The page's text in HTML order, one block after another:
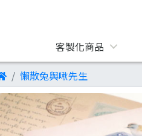
客製化商品
懶散兔與啾先生